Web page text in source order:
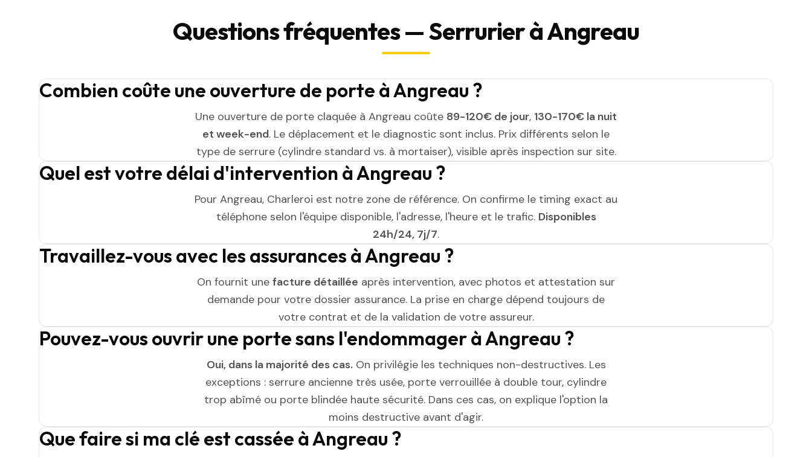
Questions fréquentes — Serrurier à Angreau
Combien coûte une ouverture de porte à Angreau ?
Une ouverture de porte claquée à Angreau coûte 89-120€ de jour, 130-170€ la nuit
et week-end. Le déplacement et le diagnostic sont inclus. Prix différents selon le
type de serrure (cylindre standard vs. à mortaiser), visible après inspection sur site.
Quel est votre délai d'intervention à Angreau ?
Pour Angreau, Charleroi est notre zone de référence. On confirme le timing exact au
téléphone selon l'équipe disponible, l'adresse, l'heure et le trafic. Disponibles
24h/24, 7j/7.
Travaillez-vous avec les assurances à Angreau ?
On fournit une facture détaillée après intervention, avec photos et attestation sur
demande pour votre dossier assurance. La prise en charge dépend toujours de
votre contrat et de la validation de votre assureur.
Pouvez-vous ouvrir une porte sans l'endommager à Angreau ?
Oui, dans la majorité des cas.On privilégie les techniques non-destructives. Les
exceptions : serrure ancienne très usée, porte verrouillée à double tour, cylindre
trop abîmé ou porte blindée haute sécurité. Dans ces cas, on explique l'option la
moins destructive avant d'agir.
Que faire si ma clé est cassée à Angreau ?